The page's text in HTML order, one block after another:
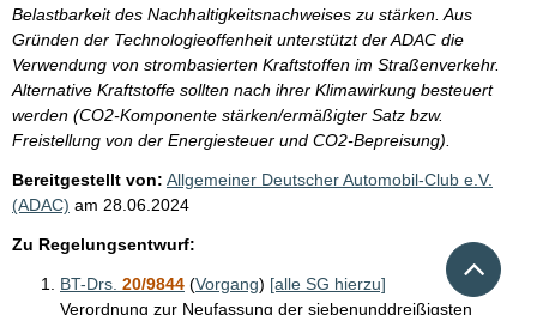
Belastbarkeit des Nachhaltigkeitsnachweises zu stärken. Aus
Gründen der Technologieoffenheit unterstützt der ADAC die
Verwendung von strombasierten Kraftstoffen im Straßenverkehr.
Alternative Kraftstoffe sollten nach ihrer Klimawirkung besteuert
werden (CO2-Komponente stärken/ermäßigter Satz bzw.
Freistellung von der Energiesteuer und CO2-Bepreisung).
Bereitgestellt von: Allgemeiner Deutscher Automobil-Club e.V.
(ADAC) am 28.06.2024
Zu Regelungsentwurf:
BT-Drs. 20/9844 (Vorgang) [alle SG hierzu]
Verordnung zur Neufassung der siebenunddreißigsten